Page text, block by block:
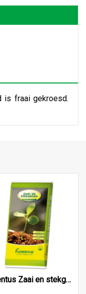
is fraai gekroesd.
Florentus Zaai en stekgrond 40L